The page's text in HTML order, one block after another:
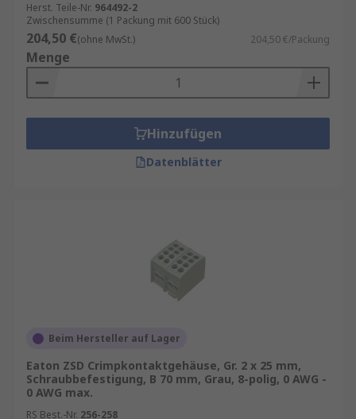
Herst. Teile-Nr. 964492-2
Zwischensumme (1 Packung mit 600 Stück)
204,50 €(ohne MwSt.) 204,50 €/Packung
Menge
Hinzufügen
Datenblätter
Beim Hersteller auf Lager
Eaton ZSD Crimpkontaktgehäuse, Gr. 2 x 25 mm,
Schraubbefestigung, B 70 mm, Grau, 8-polig, 0 AWG -
0 AWG max.
RS Best.-Nr. 256-258